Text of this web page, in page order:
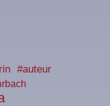
#auteur